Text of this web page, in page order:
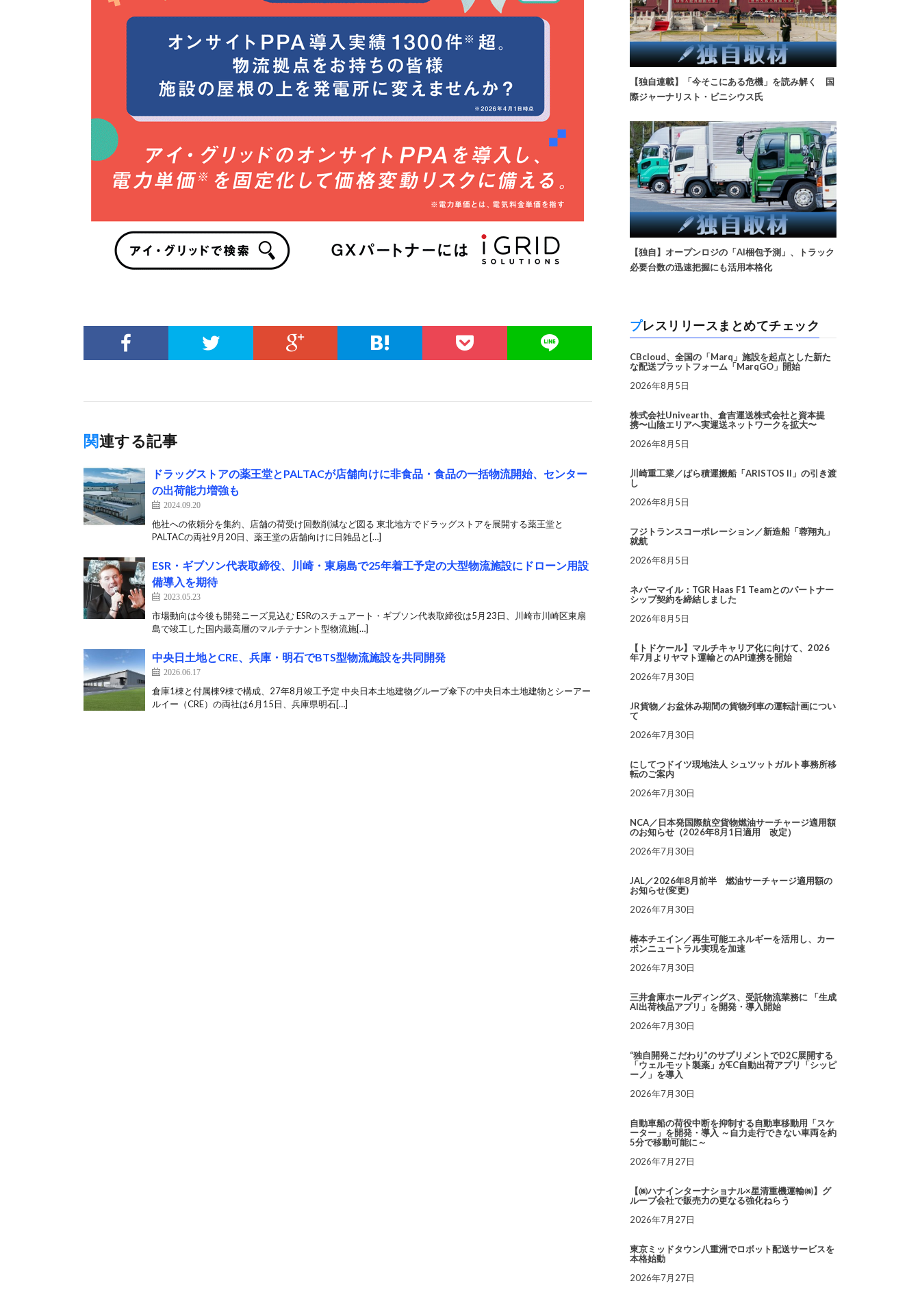
関連する記事
ドラッグストアの薬王堂とPALTACが店舗向けに非食品・食品の一括物流開始、センター
の出荷能力増強も
2024.09.20
他社への依頼分を集約、店舗の荷受け回数削減など図る 東北地方でドラッグストアを展開する薬王堂と
PALTACの両社9月20日、薬王堂の店舗向けに日雑品と[…]
ESR・ギブソン代表取締役、川崎・東扇島で25年着工予定の大型物流施設にドローン用設
備導入を期待
2023.05.23
市場動向は今後も開発ニーズ見込む ESRのスチュアート・ギブソン代表取締役は5月23日、川崎市川崎区東扇
島で竣工した国内最高層のマルチテナント型物流施[…]
中央日土地とCRE、兵庫・明石でBTS型物流施設を共同開発
2026.06.17
倉庫1棟と付属棟9棟で構成、27年8月竣工予定 中央日本土地建物グループ傘下の中央日本土地建物とシーアー
ルイー（CRE）の両社は6月15日、兵庫県明石[…]
【独自連載】「今そこにある危機」を読み解く 国
際ジャーナリスト・ビニシウス氏
【独自】オープンロジの「AI梱包予測」、トラック
必要台数の迅速把握にも活用本格化
プレスリリースまとめてチェック
CBcloud、全国の「Marq」施設を起点とした新た
な配送プラットフォーム「MarqGO」開始
2026年8月5日
株式会社Univearth、倉吉運送株式会社と資本提
携〜山陰エリアへ実運送ネットワークを拡大〜
2026年8月5日
川崎重工業／ばら積運搬船「ARISTOS II」の引き渡
し
2026年8月5日
フジトランスコーポレーション／新造船「蓉翔丸」
就航
2026年8月5日
ネバーマイル：TGR Haas F1 Teamとのパートナー
シップ契約を締結しました
2026年8月5日
【トドケール】マルチキャリア化に向けて、2026
年7月よりヤマト運輸とのAPI連携を開始
2026年7月30日
JR貨物／お盆休み期間の貨物列車の運転計画につい
て
2026年7月30日
にしてつドイツ現地法人 シュツットガルト事務所移
転のご案内
2026年7月30日
NCA／日本発国際航空貨物燃油サーチャージ適用額
のお知らせ（2026年8月1日適用 改定）
2026年7月30日
JAL／2026年8月前半 燃油サーチャージ適用額の
お知らせ(変更)
2026年7月30日
椿本チエイン／再生可能エネルギーを活用し、カー
ボンニュートラル実現を加速
2026年7月30日
三井倉庫ホールディングス、受託物流業務に 「生成
AI出荷検品アプリ」を開発・導入開始
2026年7月30日
“独自開発こだわり”のサプリメントでD2C展開する
「ウェルモット製薬」がEC自動出荷アプリ「シッピ
ーノ」を導入
2026年7月30日
自動車船の荷役中断を抑制する自動車移動用「スケ
ーター」を開発・導入 ～自力走行できない車両を約
5分で移動可能に～
2026年7月27日
【㈱ハナインターナショナル×星清重機運輸㈱】グ
ループ会社で販売力の更なる強化ねらう
2026年7月27日
東京ミッドタウン八重洲でロボット配送サービスを
本格始動
2026年7月27日